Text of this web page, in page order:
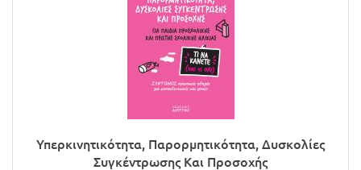
Υπερκινητικότητα, Παρορμητικότητα, Δυσκολίες
Συγκέντρωσης Και Προσοχής